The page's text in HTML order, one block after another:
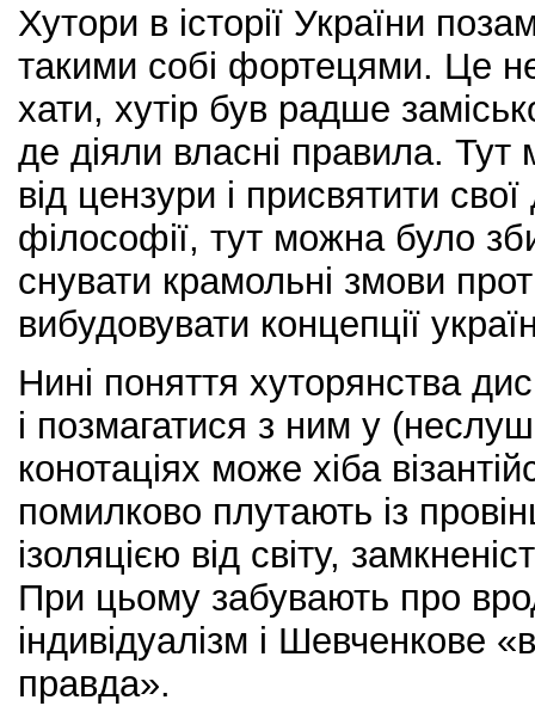
Хутори в історії України
такими собі фортецями. Це не
хати, хутір був радше
де діяли власні правила.
від цензури і присвятити свої
філософії, тут можна було
снувати крамольні змови
вибудовувати концепції
Нині поняття хуторянства
і позмагатися з ним у
конотаціях може хіба
помилково плутають із
ізоляцією від світу,
При цьому забувають про
індивідуалізм і Шевченкове
правда».